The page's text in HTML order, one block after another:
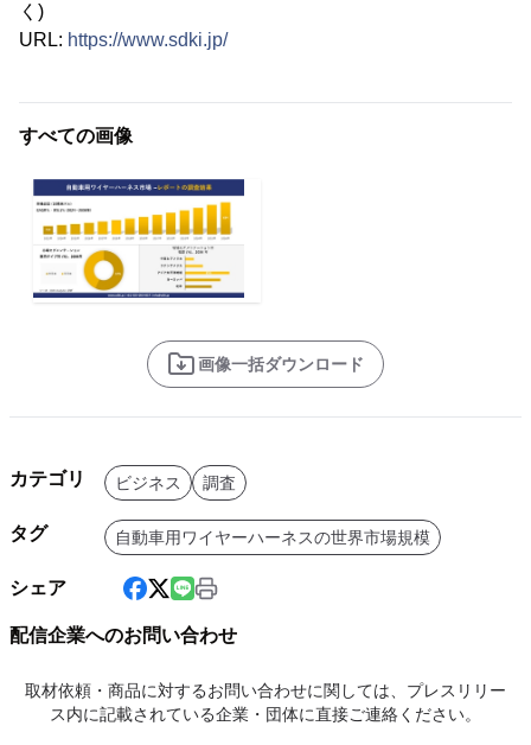
く)
URL: https://www.sdki.jp/
すべての画像
画像一括ダウンロード
カテゴリ ビジネス 調査
タグ 自動車用ワイヤーハーネスの世界市場規模
シェア
配信企業へのお問い合わせ
取材依頼・商品に対するお問い合わせに関しては、プレスリリー
ス内に記載されている企業・団体に直接ご連絡ください。